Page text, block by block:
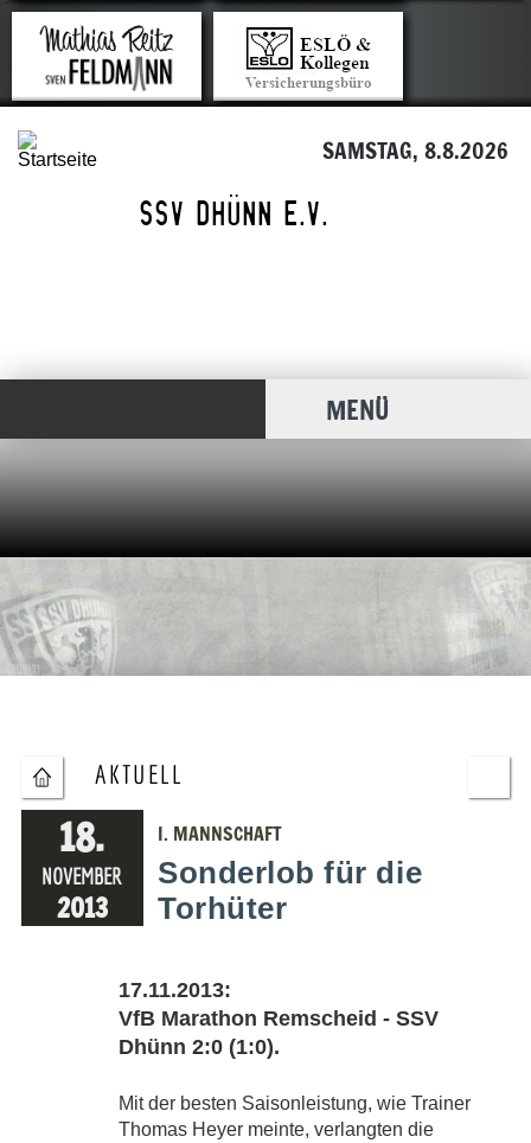
SAMSTAG, 8.8.2026
MENÜ
AKTUELL
18.
NOVEMBER
2013
I. MANNSCHAFT
Sonderlob für die
Torhüter
17.11.2013:
VfB Marathon Remscheid - SSV
Dhünn 2:0 (1:0).
Mit der besten Saisonleistung, wie Trainer
Thomas Heyer meinte, verlangten die